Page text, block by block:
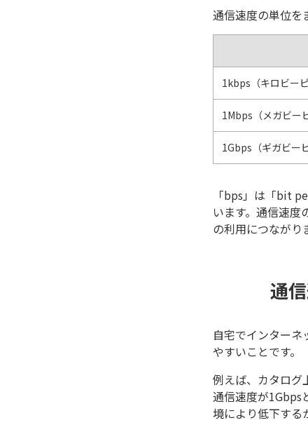
通信速度の単位を
1kbps（キロビーピ
1Mbps（メガビー
1Gbps（ギガビー
「bps」は「bit
います。通信速度
の利用につながり
通
自宅でインター
やすいことです。
例えば、カタログ
通信速度が1Gbps
境により低下する